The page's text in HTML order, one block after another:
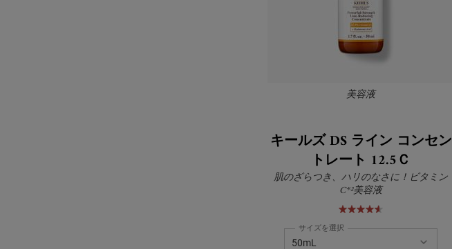
美容液
キールズ DS ライン コンセン
トレート 12.5Ｃ
肌のざらつき、ハリのなさに！ビタミン
C*²美容液
サイズを選択